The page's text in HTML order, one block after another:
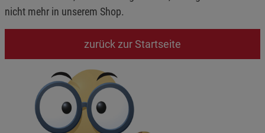
nicht mehr in unserem Shop.
zurück zur Startseite